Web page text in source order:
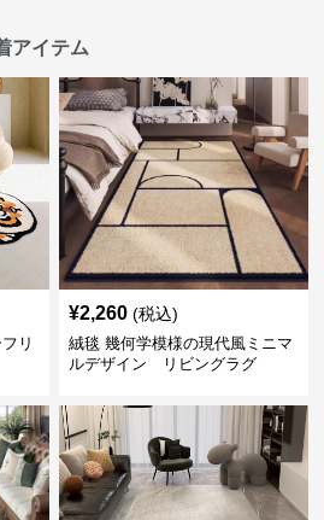
アイテム
リ
¥2,260 (税込)
絨毯 幾何学模様の現代風ミニマ
ルデザイン リビングラグ